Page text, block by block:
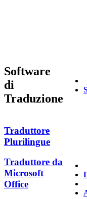
Software
di
Traduzione
Traduttore
Plurilingue
Traduttore da
Microsoft
Office